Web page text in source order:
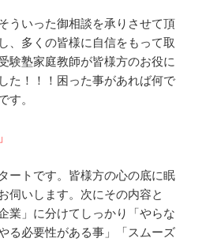
ういった御相談を承りさせて頂
、多くの皆様に自信をもって取
験塾家庭教師が皆様方のお役に
た！！！困った事があれば何で
す。
ートです。皆様方の心の底に眠
伺いします。次にその内容と
業」に分けてしっかり「やらな
る必要性がある事」「スムーズ